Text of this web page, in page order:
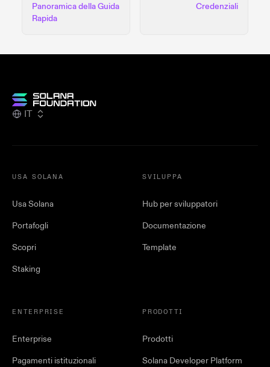
Panoramica della Guida
Rapida
Credenziali
IT
USA SOLANA
Usa Solana
Portafogli
Scopri
Staking
SVILUPPA
Hub per sviluppatori
Documentazione
Template
ENTERPRISE
Enterprise
Pagamenti istituzionali
PRODOTTI
Prodotti
Solana Developer Platform